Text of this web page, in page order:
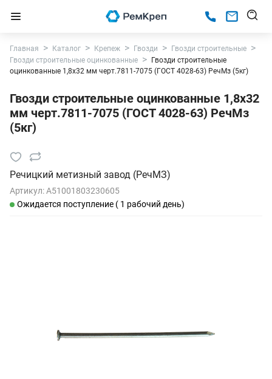
Главная Каталог Крепеж Гвозди
Гвозди строительные
Гвозди строительные оцинкованные
Гвозди строительные
оцинкованные 1,8х32 мм черт.7811-7075 (ГОСТ 4028-63) РечМз (5кг)
Гвозди строительные оцинкованные 1,8х32
мм черт.7811-7075 (ГОСТ 4028-63) РечМз
(5кг)
Речицкий метизный завод (РечМЗ)
Артикул:A51001803230605
Ожидается поступление ( 1 рабочий день)